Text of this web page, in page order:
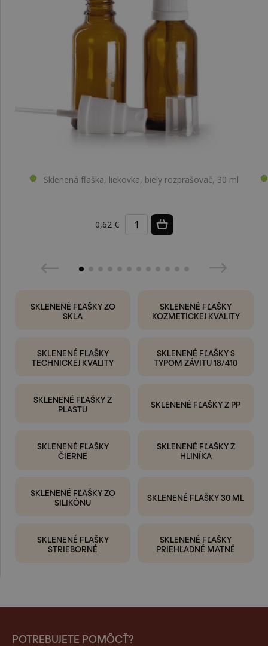
Sklenená fľaška, liekovka, biely rozprašovač, 30 ml
0,62 €
SKLENENÉ FĽAŠKY ZO
SKLA
SKLENENÉ FĽAŠKY
KOZMETICKEJ KVALITY
SKLENENÉ FĽAŠKY
TECHNICKEJ KVALITY
SKLENENÉ FĽAŠKY S
TYPOM ZÁVITU 18/410
SKLENENÉ FĽAŠKY Z
PLASTU
SKLENENÉ FĽAŠKY Z PP
SKLENENÉ FĽAŠKY
ČIERNE
SKLENENÉ FĽAŠKY Z
HLINÍKA
SKLENENÉ FĽAŠKY ZO
SILIKÓNU
SKLENENÉ FĽAŠKY 30 ML
SKLENENÉ FĽAŠKY
STRIEBORNÉ
SKLENENÉ FĽAŠKY
PRIEHĽADNÉ MATNÉ
POTREBUJETE POMÔCŤ?